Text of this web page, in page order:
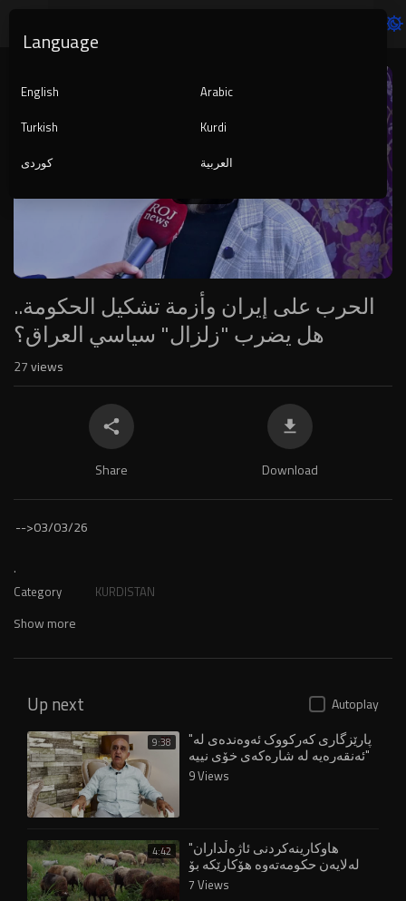
Player
auto
الحرب على إيران وأزمة تشكيل الحكومة..
هل يضرب "زلزال" سياسي العراق؟
27views
Share Download
-->03/03/26
.
Category KURDISTAN
Show more
Up next Autoplay
9:38 "پارێزگاری کەرکووک ئەوەندەی لە
ئەنقەرەیە لە شارەکەی خۆی نییە"
9 Views
4:42 "هاوکارینەکردنی ئاژەڵداران
لەلایەن حکومەتەوە هۆکارێکە بۆ
چۆڵبوونی گوندەکان" 7 Views
Language
English
Arabic
Turkish
Kurdi
کوردی
العربية